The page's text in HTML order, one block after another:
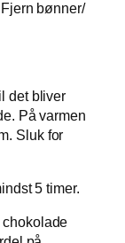
bønner/
det bliver
På varmen
Sluk for
5 timer.